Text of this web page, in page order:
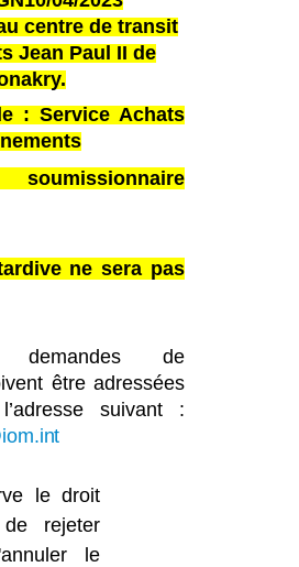
centre de transit
Jean Paul II de
: Service Achats
ne sera pas
de
être adressées
suivant :
le droit
de
rejeter
le